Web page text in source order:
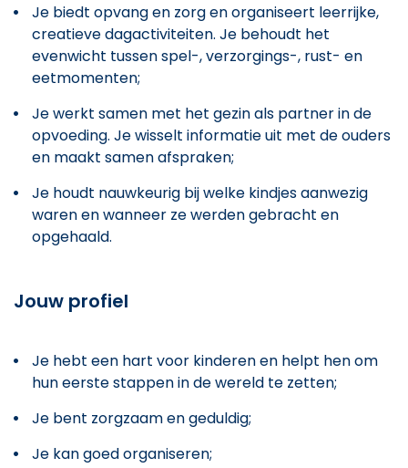
Je biedt opvang en zorg en organiseert leerrijke,
creatieve dagactiviteiten. Je behoudt het
evenwicht tussen spel-, verzorgings-, rust- en
eetmomenten;
Je werkt samen met het gezin als partner in de
opvoeding. Je wisselt informatie uit met de ouders
en maakt samen afspraken;
Je houdt nauwkeurig bij welke kindjes aanwezig
waren en wanneer ze werden gebracht en
opgehaald.
Jouw profiel
Je hebt een hart voor kinderen en helpt hen om
hun eerste stappen in de wereld te zetten;
Je bent zorgzaam en geduldig;
Je kan goed organiseren;